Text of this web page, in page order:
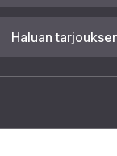
Haluan